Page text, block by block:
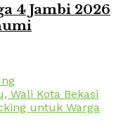
4 Jambi 2026